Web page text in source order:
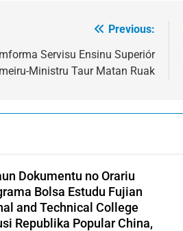
Previous:
Servisu Ensinu Superiór
Ministru Taur Matan Ruak
Dokumentu no Orariu
Bolsa Estudu Fujian
and Technical College
Republika Popular China,